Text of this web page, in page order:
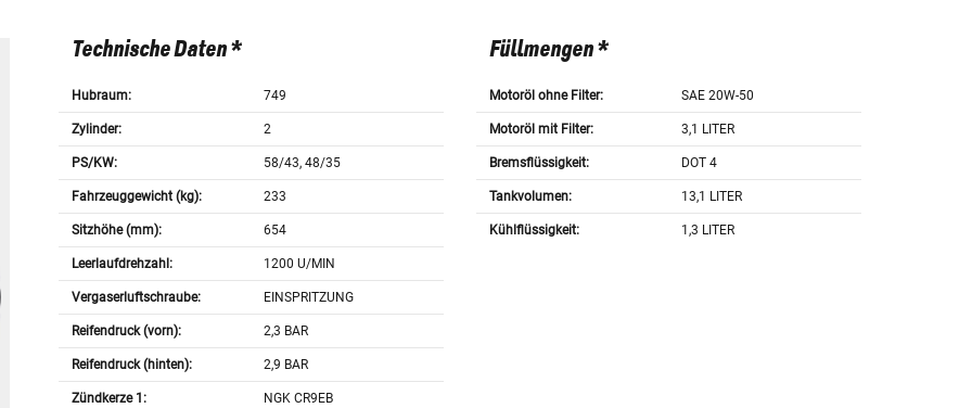
Technische Daten *
Hubraum: 749
Zylinder: 2
PS/KW: 58/43, 48/35
Fahrzeuggewicht (kg): 233
Sitzhöhe (mm): 654
Leerlaufdrehzahl: 1200 U/MIN
Vergaserluftschraube: EINSPRITZUNG
Reifendruck (vorn): 2,3 BAR
Reifendruck (hinten): 2,9 BAR
Zündkerze 1: NGK CR9EB
Füllmengen *
Motoröl ohne Filter: SAE 20W-50
Motoröl mit Filter: 3,1 LITER
Bremsflüssigkeit: DOT 4
Tankvolumen: 13,1 LITER
Kühlflüssigkeit: 1,3 LITER